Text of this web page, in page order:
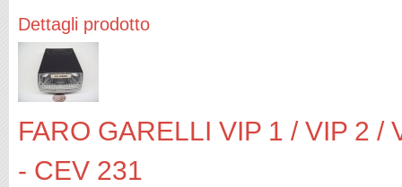
Dettagli prodotto
FARO GARELLI VIP 1 / VIP 2 /
- CEV 231